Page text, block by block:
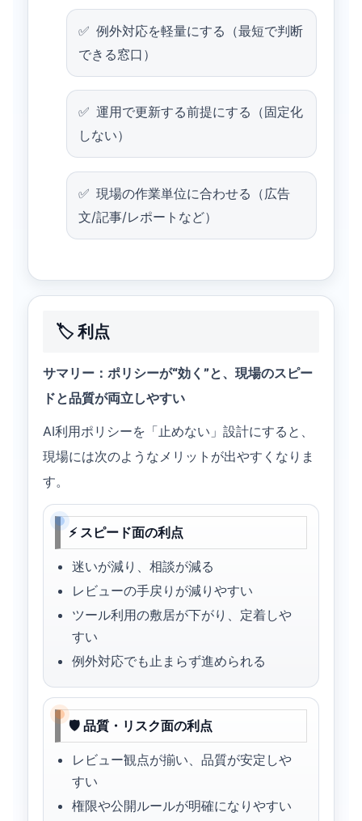
例外対応を軽量にする（最短で判断
できる窓口）
運用で更新する前提にする（固定化
しない）
現場の作業単位に合わせる（広告
文/記事/レポートなど）
🏷️ 利点
サマリー：ポリシーが“効く”と、現場のスピー
ドと品質が両立しやすい
AI利用ポリシーを「止めない」設計にすると、
現場には次のようなメリットが出やすくなりま
す。
⚡ スピード面の利点
迷いが減り、相談が減る
レビューの手戻りが減りやすい
ツール利用の敷居が下がり、定着しや
すい
例外対応でも止まらず進められる
🛡 品質・リスク面の利点
レビュー観点が揃い、品質が安定しや
すい
権限や公開ルールが明確になりやすい